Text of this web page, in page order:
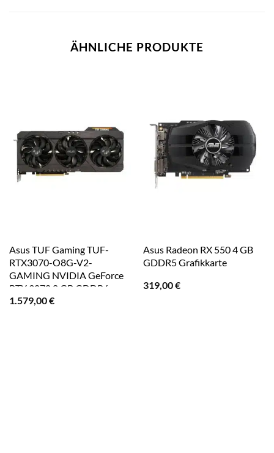
ÄHNLICHE PRODUKTE
Asus TUF Gaming TUF-
RTX3070-O8G-V2-
GAMING NVIDIA GeForce
RTX 3070 8 GB GDDR6
Grafikkarte
1.579,00€
Asus Radeon RX 550 4 GB
GDDR5 Grafikkarte
319,00€